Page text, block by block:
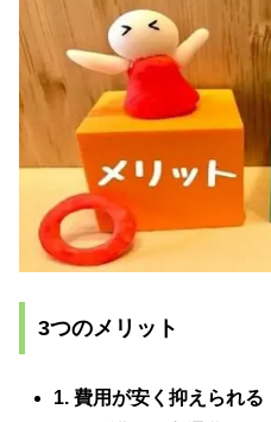
3つのメリット
1. 費用が安く抑えられる